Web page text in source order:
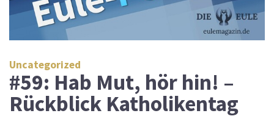
Uncategorized
#59: Hab Mut, hör hin! –
Rückblick Katholikentag